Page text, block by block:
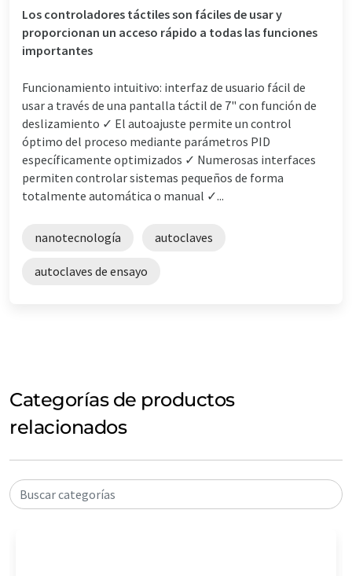
Los controladores táctiles son fáciles de usar y
proporcionan un acceso rápido a todas las funciones
importantes
Funcionamiento intuitivo: interfaz de usuario fácil de
usar a través de una pantalla táctil de 7" con función de
deslizamiento ✓ El autoajuste permite un control
óptimo del proceso mediante parámetros PID
específicamente optimizados ✓ Numerosas interfaces
permiten controlar sistemas pequeños de forma
totalmente automática o manual ✓...
nanotecnología autoclaves
autoclaves de ensayo
Categorías de productos
relacionados
Buscar categorías